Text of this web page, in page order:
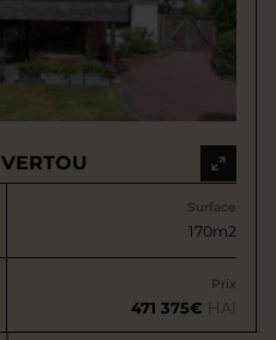
VERTOU
Surface
170m2
Prix
471 375€ HAI